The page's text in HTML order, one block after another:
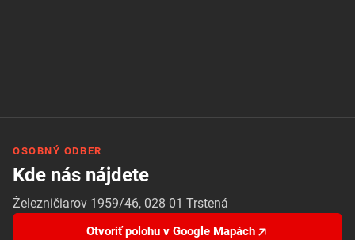
OSOBNÝ ODBER
Kde nás nájdete
Železničiarov 1959/46, 028 01 Trstená
Otvoriť polohu v Google Mapách